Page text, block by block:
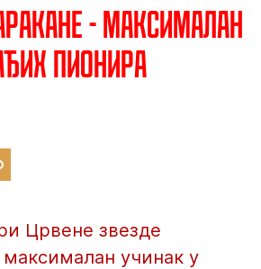
- Максималан
пионира
Црвене звезде
учинак у